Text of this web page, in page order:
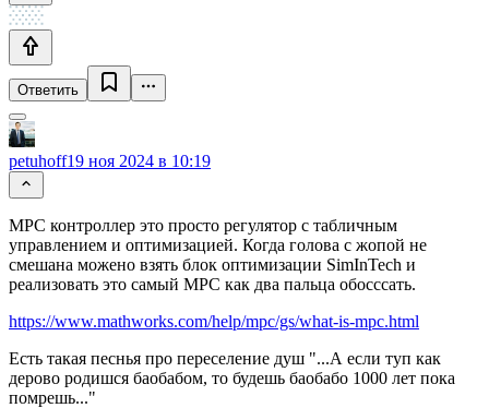
Ответить
petuhoff19 ноя 2024 в 10:19
МPC контроллер это просто регулятор с табличным
управлением и оптимизацией. Когда голова с жопой не
смешана можено взять блок оптимизации SimInTech и
реализовать это самый MPC как два пальца обосссать.
https://www.mathworks.com/help/mpc/gs/what-is-mpc.html
Есть такая песнья про переселение душ "...А если туп как
дерово родишся баобабом, то будешь баобабо 1000 лет пока
помрешь..."